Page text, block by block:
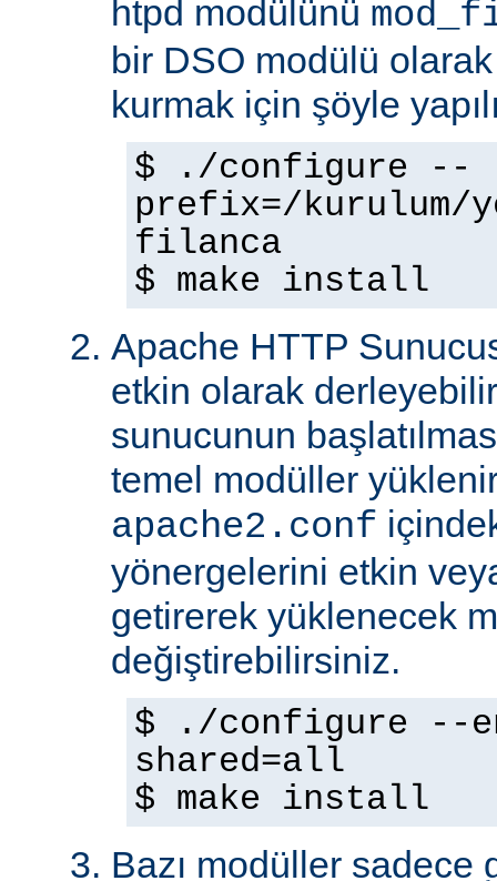
htpd modülünü
bir DSO modülü
kurmak için şöyle
$ ./configure --
prefix=/kurulum/
filanca
$ make install
Apache HTTP
etkin olarak
sunucunun
temel modüller
apache2.conf
yönergelerini etkin
getirerek yüklenecek
değiştirebilirsiniz.
$ ./configure --
shared=all
$ make install
Bazı modüller